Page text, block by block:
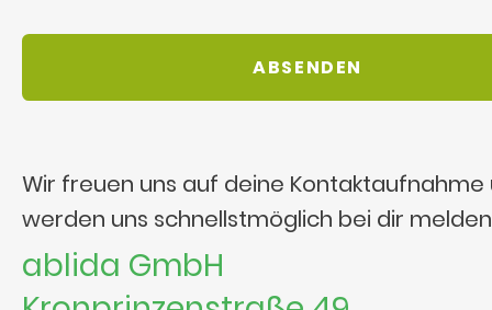
Wir freuen uns auf deine Kontaktaufnahme
werden uns schnellstmöglich bei dir
ablida GmbH